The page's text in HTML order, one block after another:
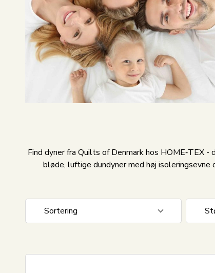
Find dyner fra Quilts of Denmark hos HOME‑TEX
bløde, luftige dundyner med høj
Sortering